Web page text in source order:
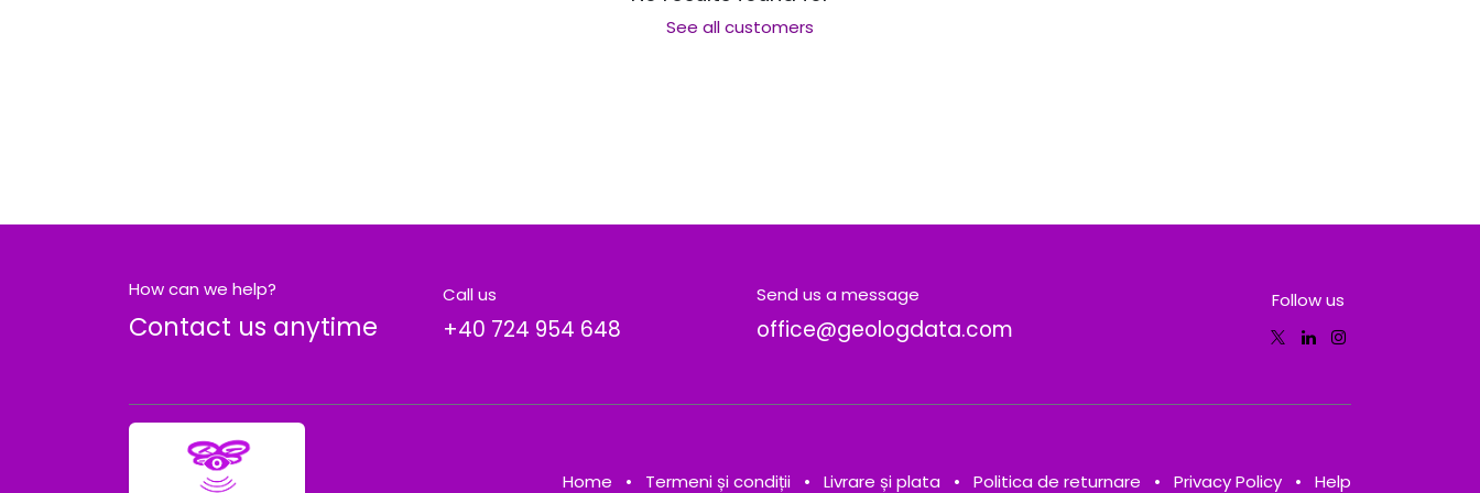
See all customers
How can we help?
Contact us anytime
Call us
+40 724 954 648
Send us a message
office@geologdata.com
Follow us
Home • Termeni și condiții • Livrare și plata • Politica de returnare • Privacy Policy • Help